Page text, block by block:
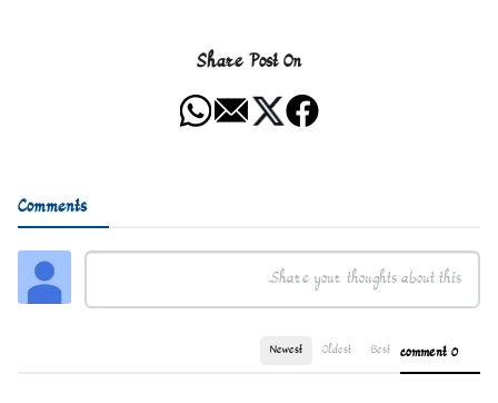
Share Post On
Comments
0 comment
Best
Oldest
Newest